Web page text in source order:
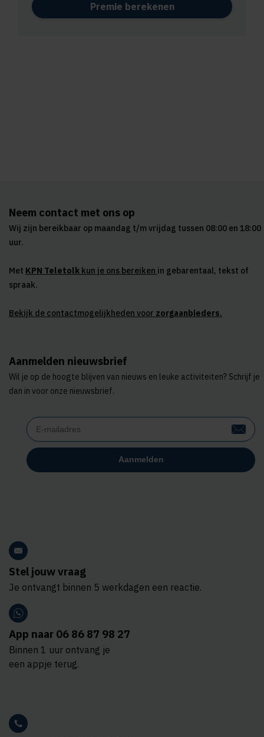
Premie berekenen
Neem contact met ons op
Wij zijn bereikbaar op maandag t/m vrijdag tussen 08:00 en 18:00
uur.
Met KPN Teletolk kun je ons bereiken in gebarentaal, tekst of
spraak.
Bekijk de contactmogelijkheden voor zorgaanbieders.
Aanmelden nieuwsbrief
Wil je op de hoogte blijven van nieuws en leuke activiteiten? Schrijf je
dan in voor onze nieuwsbrief.
Stel jouw vraag
Je ontvangt binnen 5 werkdagen een reactie.
App naar 06 86 87 98 27
Binnen 1 uur ontvang je
een appje terug.